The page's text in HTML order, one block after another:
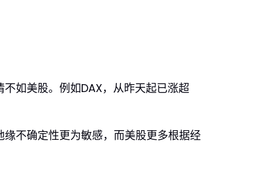
如美股。例如DAX，从昨天起已涨超
不确定性更为敏感，而美股更多根据经